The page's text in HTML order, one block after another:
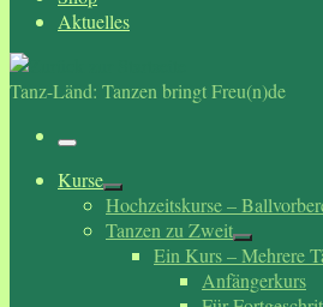
Aktuelles
Tanz-Länd: Tanzen bringt Freu(n)de
Menü
Kurse
Hochzeitskurse –
Tanzen zu Zweit
Ein Kurs – Mehrere
Anfängerkurs